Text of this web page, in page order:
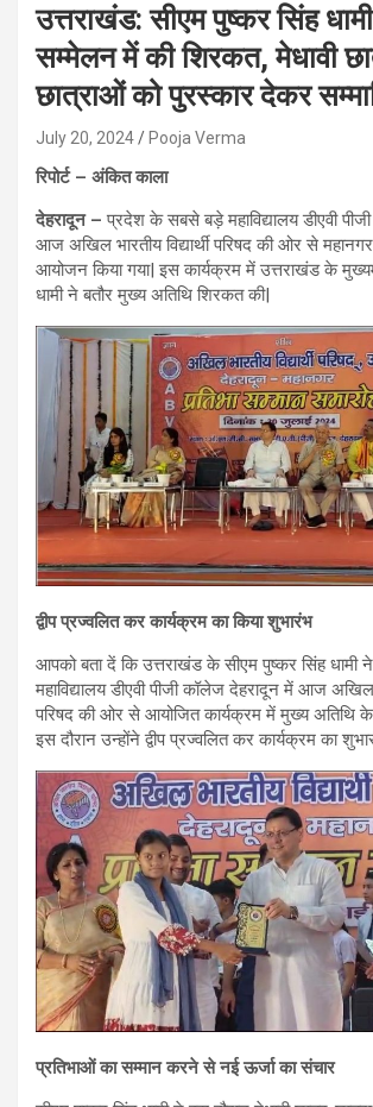
उत्तराखंड: सीएम पुष्कर सिंह
सम्मेलन में की शिरकत, मेधावी
छात्राओं को पुरस्कार देकर
July 20, 2024 Pooja Verma
रिपोर्ट – अंकित काला
देहरादून – प्रदेश के सबसे बड़े महाविद्यालय डीएवी
आज अखिल भारतीय विद्यार्थी परिषद की ओर से
आयोजन किया गया| इस कार्यक्रम में उत्तराखंड के
धामी ने बतौर मुख्य अतिथि शिरकत की|
द्वीप प्रज्वलित कर कार्यक्रम का किया शुभारंभ
आपको बता दें कि उत्तराखंड के सीएम पुष्कर सिंह
महाविद्यालय डीएवी पीजी कॉलेज देहरादून में आज अखिल
परिषद की ओर से आयोजित कार्यक्रम में मुख्य अतिथि
इस दौरान उन्होंने द्वीप प्रज्वलित कर कार्यक्रम का
प्रतिभाओं का सम्मान करने से नई ऊर्जा का संचार